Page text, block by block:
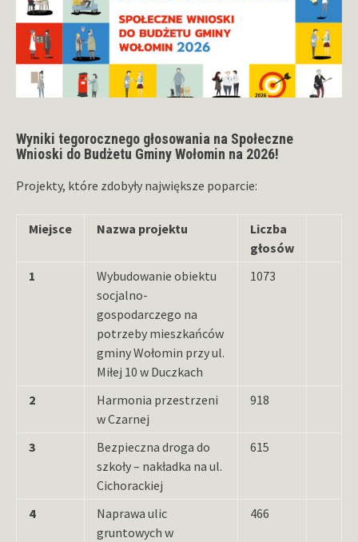
Wyniki tegorocznego głosowania na Społeczne
Wnioski do Budżetu Gminy Wołomin na 2026!
Projekty, które zdobyły największe poparcie:
Miejsce Nazwa projektu
Liczba
głosów
1
Wybudowanie obiektu
socjalno-
gospodarczego na
potrzeby mieszkańców
gminy Wołomin przy ul.
Miłej 10 w Duczkach
1073
2
Harmonia przestrzeni
w Czarnej
918
3
Bezpieczna droga do
szkoły – nakładka na ul.
Cichorackiej
615
4
Naprawa ulic
gruntowych w
466